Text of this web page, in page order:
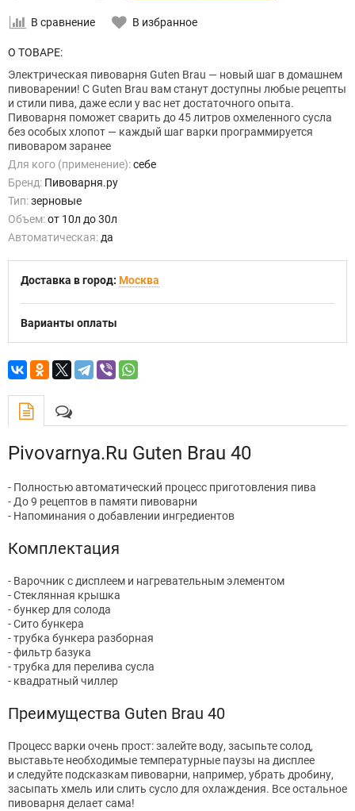
В сравнение В избранное
О ТОВАРЕ:
Электрическая пивоварня Guten Brau — новый шаг в домашнем
пивоварении! С Guten Brau вам станут доступны любые рецепты
и стили пива, даже если у вас нет достаточного опыта.
Пивоварня поможет сварить до 45 литров охмеленного сусла
без особых хлопот — каждый шаг варки программируется
пивоваром заранее
Для кого (применение):себе
Бренд: Пивоварня.ру
Тип:зерновые
Объем:от 10л до 30л
Автоматическая: да
Доставка в город: Москва
Варианты оплаты
Pivovarnya.Ru Guten Brau 40
- Полностью автоматический процесс приготовления пива
- До 9 рецептов в памяти пивоварни
- Напоминания о добавлении ингредиентов
Комплектация
- Варочник с дисплеем и нагревательным элементом
- Стеклянная крышка
- бункер для солода
- Сито бункера
- трубка бункера разборная
- фильтр базука
- трубка для перелива сусла
- квадратный чиллер
Преимущества Guten Brau 40
Процесс варки очень прост: залейте воду, засыпьте солод,
выставьте необходимые температурные паузы на дисплее
и следуйте подсказкам пивоварни, например, убрать дробину,
засыпать хмель или слить сусло для охлаждения. Все остальное
пивоварня делает сама!